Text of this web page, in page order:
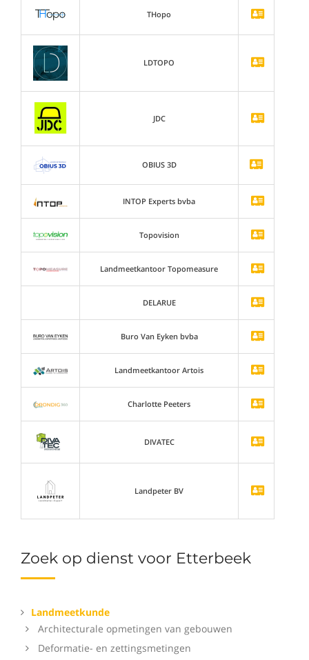
Zoek op dienst voor Etterbeek
Landmeetkunde
Architecturale opmetingen van gebouwen
Deformatie- en zettingsmetingen
THopo
LDTOPO
JDC
OBIUS 3D
INTOP Experts bvba
Topovision
Landmeetkantoor Topomeasure
DELARUE
Buro Van Eyken bvba
Landmeetkantoor Artois
Charlotte Peeters
DIVATEC
Landpeter BV